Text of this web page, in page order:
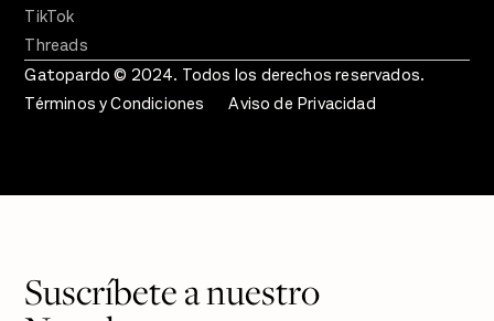
TikTok
Threads
Gatopardo © 2024. Todos los derechos reservados.
Términos y Condiciones
Aviso de Privacidad
Suscríbete a nuestro